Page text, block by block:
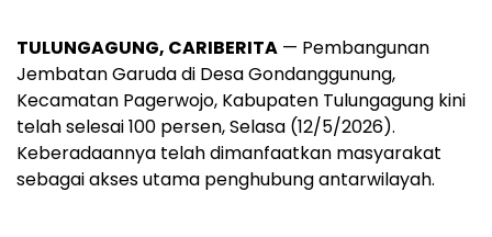
TULUNGAGUNG, CARIBERITA — Pembangunan
Jembatan Garuda di Desa Gondanggunung,
Kecamatan Pagerwojo, Kabupaten Tulungagung kini
telah selesai 100 persen, Selasa (12/5/2026).
Keberadaannya telah dimanfaatkan masyarakat
sebagai akses utama penghubung antarwilayah.